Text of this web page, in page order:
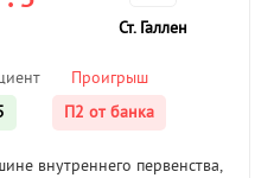
Ст. Галлен
Проигрыш
П2 от банка
внутреннего первенства,